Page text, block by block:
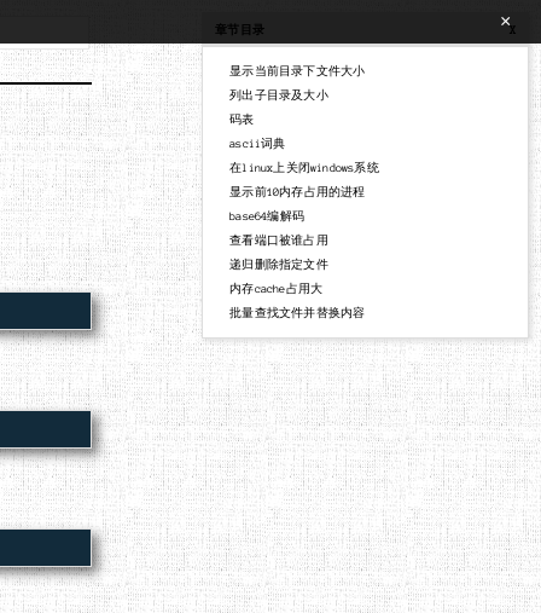
章节目录 X
显示当前目录下文件大小
列出子目录及大小
码表
ascii词典
在linux上关闭windows系统
显示前10内存占用的进程
base64编解码
查看端口被谁占用
递归删除指定文件
内存cache占用大
批量查找文件并替换内容
×